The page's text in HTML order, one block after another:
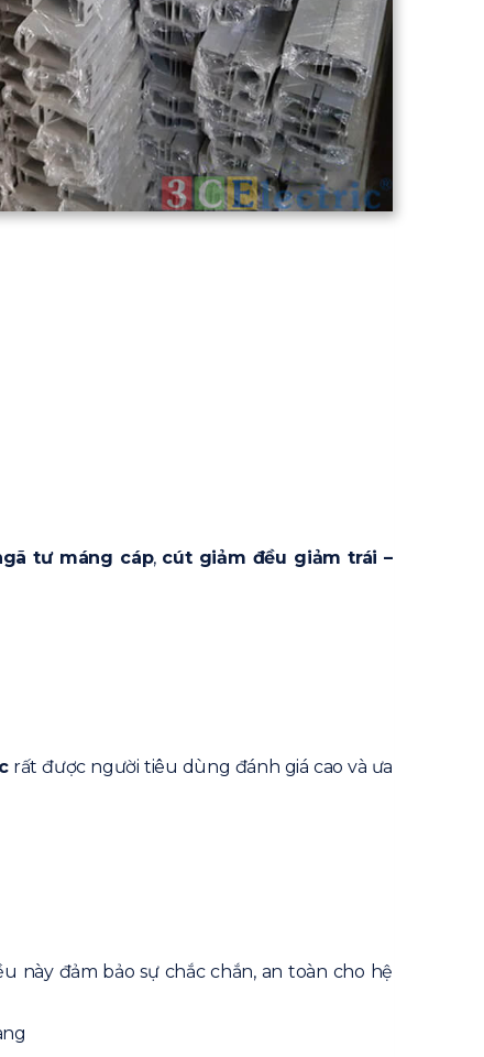
tư máng cáp, cút giảm đều giảm trái –
rất được người tiêu dùng đánh giá cao và ưa
đảm bảo sự chắc chắn, an toàn cho hệ